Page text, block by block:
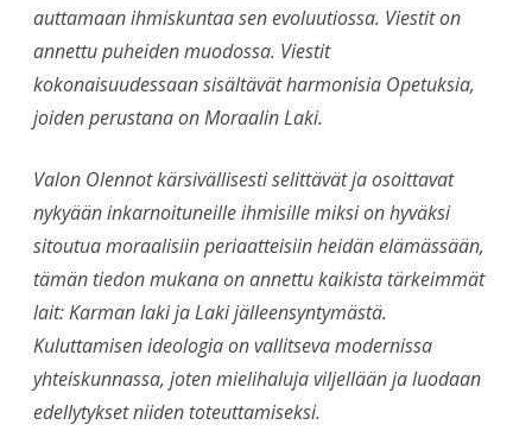
auttamaan ihmiskuntaa sen evoluutiossa. Viestit on
annettu puheiden muodossa. Viestit
kokonaisuudessaan sisältävät harmonisia Opetuksia,
joiden perustana on Moraalin Laki.
Valon Olennot kärsivällisesti selittävät ja osoittavat
nykyään inkarnoituneille ihmisille miksi on hyväksi
sitoutua moraalisiin periaatteisiin heidän elämässään,
tämän tiedon mukana on annettu kaikista tärkeimmät
lait: Karman laki ja Laki jälleensyntymästä.
Kuluttamisen ideologia on vallitseva modernissa
yhteiskunnassa, joten mielihaluja viljellään ja luodaan
edellytykset niiden toteuttamiseksi.